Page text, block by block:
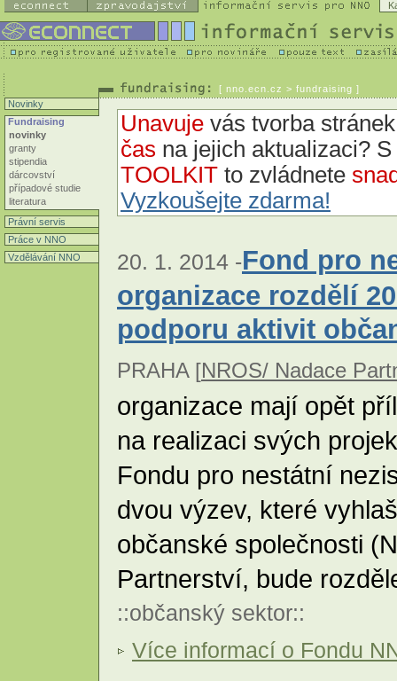
[ nno.ecn.cz > fundraising ]
Novinky
Fundraising
novinky
granty
stipendia
dárcovství
případové studie
literatura
Právní servis
Práce v NNO
Vzdělávání NNO
Unavuje vás tvorba
čas na jejich aktualizaci? S
TOOLKIT to zvládnete
Vyzkoušejte zdarma!
20. 1. 2014 -Fond pro
organizace rozdělí
podporu aktivit
PRAHA [NROS/ Nadace
organizace mají opět
na realizaci svých
Fondu pro nestátní
dvou výzev, které
občanské společnosti
Partnerství, bude
::občanský sektor::
Více informací o Fondu